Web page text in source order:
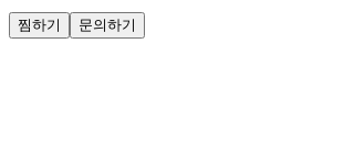
찜하기 문의하기